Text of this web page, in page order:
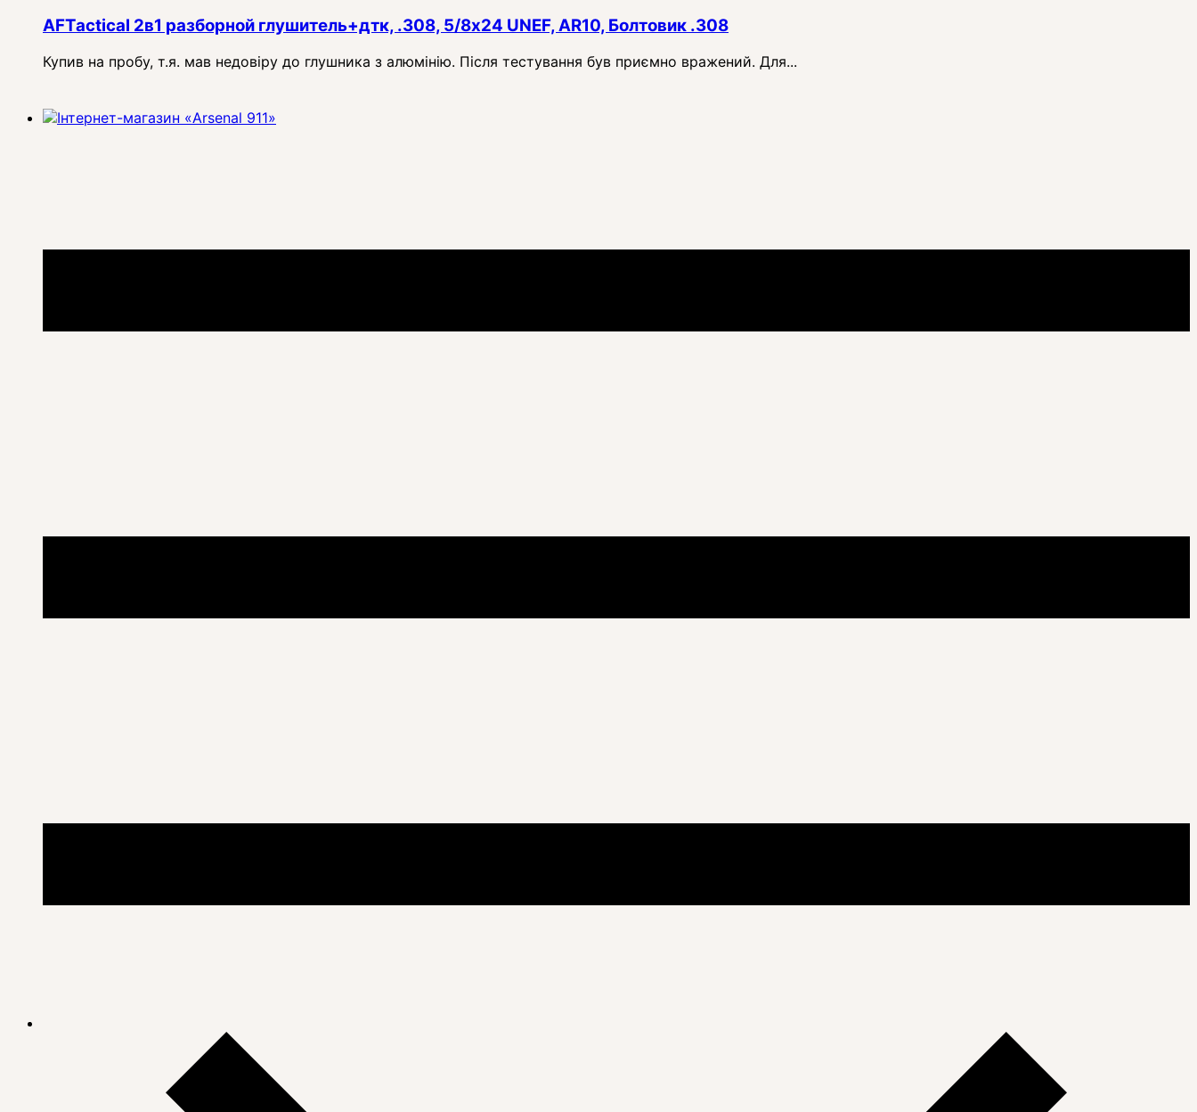
AFTactical 2в1 разборной глушитель+дтк, .308, 5/8x24 UNEF, AR10, Болтовик .308
Купив на пробу, т.я. мав недовіру до глушника з алюмінію. Після тестування був приємно вражений. Для...